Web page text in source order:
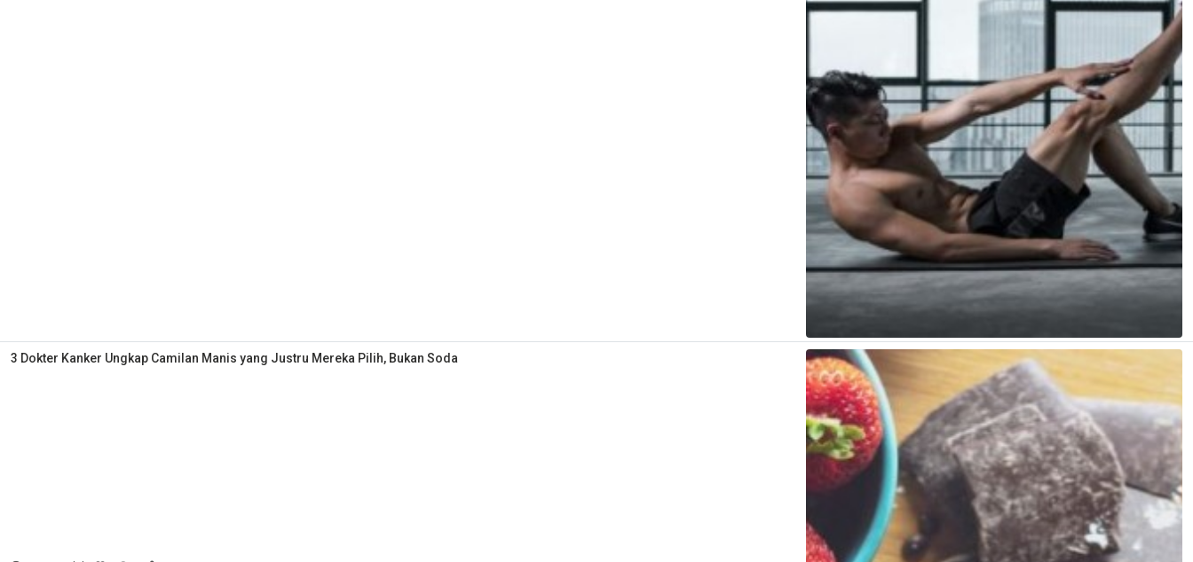
3 Dokter Kanker Ungkap Camilan Manis yang Justru Mereka Pilih, Bukan Soda